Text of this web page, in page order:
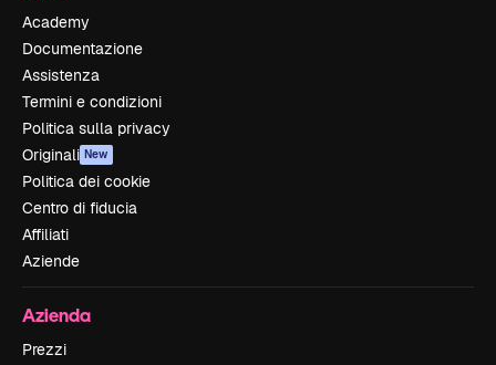
Academy
Documentazione
Assistenza
Termini e condizioni
Politica sulla privacy
Originali New
Politica dei cookie
Centro di fiducia
Affiliati
Aziende
Azienda
Prezzi